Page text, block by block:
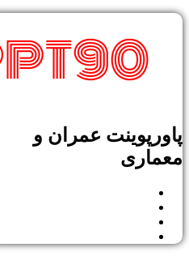
پاورپوینت عمران و
معماری